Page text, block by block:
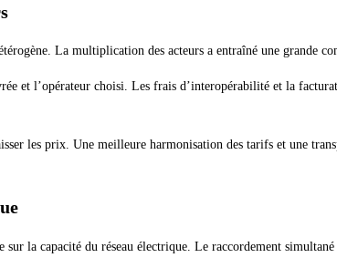
La multiplication des acteurs a entraîné une grande
et l’opérateur choisi. Les frais d’interopérabilité et la
les prix. Une meilleure harmonisation des tarifs et une
la capacité du réseau électrique. Le raccordement